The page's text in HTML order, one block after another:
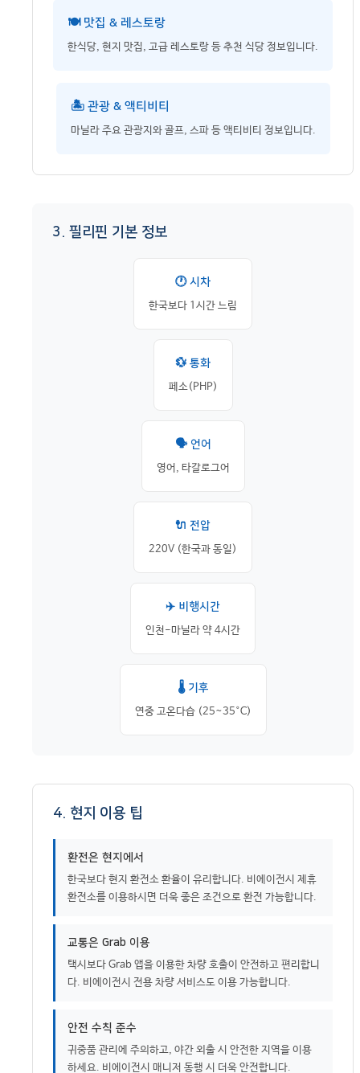
🍽️ 맛집 & 레스토랑
한식당, 현지 맛집, 고급 레스토랑 등 추천 식당 정보입니다.
🏝️ 관광 & 액티비티
마닐라 주요 관광지와 골프, 스파 등 액티비티 정보입니다.
3. 필리핀 기본 정보
🕐 시차
한국보다 1시간 느림
💱 통화
페소(PHP)
🗣️ 언어
영어, 타갈로그어
🔌 전압
220V (한국과 동일)
✈️ 비행시간
인천-마닐라 약 4시간
🌡️ 기후
연중 고온다습 (25~35°C)
4. 현지 이용 팁
환전은 현지에서
한국보다 현지 환전소 환율이 유리합니다. 비에이전시 제휴
환전소를 이용하시면 더욱 좋은 조건으로 환전 가능합니다.
교통은 Grab 이용
택시보다 Grab 앱을 이용한 차량 호출이 안전하고 편리합니
다. 비에이전시 전용 차량 서비스도 이용 가능합니다.
안전 수칙 준수
귀중품 관리에 주의하고, 야간 외출 시 안전한 지역을 이용
하세요. 비에이전시 매니저 동행 시 더욱 안전합니다.